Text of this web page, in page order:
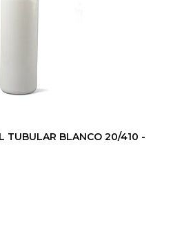
TUBULAR BLANCO 20/410 -